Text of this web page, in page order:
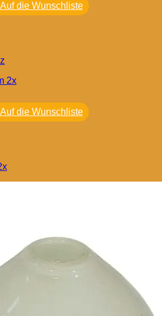
Auf die Wunschliste
Auf die Wunschliste